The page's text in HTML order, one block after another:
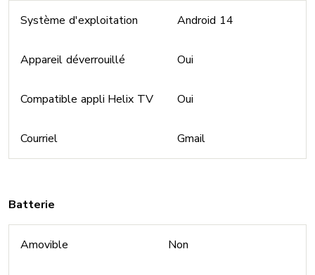
Système d'exploitation Android 14
Appareil déverrouillé Oui
Compatible appli Helix TV Oui
Courriel Gmail
Batterie
Amovible Non